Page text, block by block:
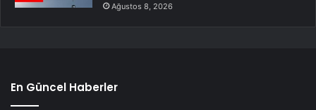
Ağustos 8, 2026
En Güncel Haberler